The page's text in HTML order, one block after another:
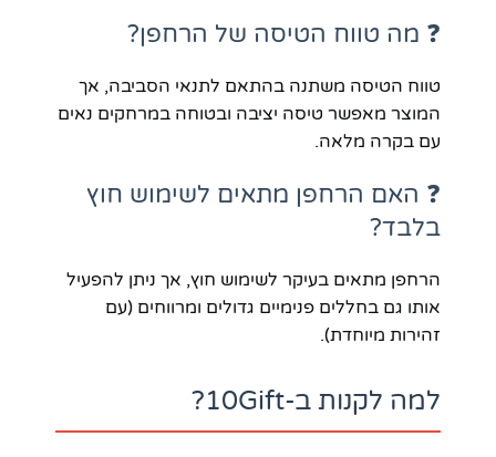
❓ מה טווח הטיסה של הרחפן?
טווח הטיסה משתנה בהתאם לתנאי הסביבה, אך
המוצר מאפשר טיסה יציבה ובטוחה במרחקים נאים
עם בקרה מלאה.
❓ האם הרחפן מתאים לשימוש חוץ
בלבד?
הרחפן מתאים בעיקר לשימוש חוץ, אך ניתן להפעיל
אותו גם בחללים פנימיים גדולים ומרווחים (עם
זהירות מיוחדת).
למה לקנות ב-10Gift?